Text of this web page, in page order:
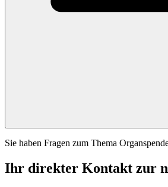
Sie haben Fragen zum Thema
Ihr direkter Kontakt zur